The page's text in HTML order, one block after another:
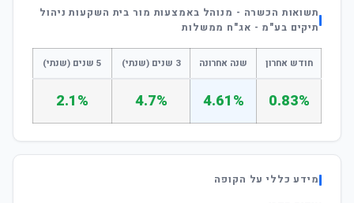
תשואות הכשרה - מנוהל באמצעות מור בית השקעות ניהול
תיקים בע"מ - אג"ח ממשלות
חודש אחרון שנה אחרונה 3 שנים (שנתי) 5 שנים (שנתי)
0.83%
4.61%
4.7%
2.1%
מידע כללי על הקופה